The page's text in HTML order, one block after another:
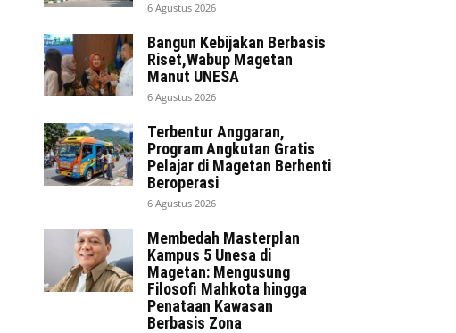
6 Agustus 2026
Bangun Kebijakan Berbasis
Riset,Wabup Magetan
Manut UNESA
6 Agustus 2026
Terbentur Anggaran,
Program Angkutan Gratis
Pelajar di Magetan Berhenti
Beroperasi
6 Agustus 2026
Membedah Masterplan
Kampus 5 Unesa di
Magetan: Mengusung
Filosofi Mahkota hingga
Penataan Kawasan
Berbasis Zona